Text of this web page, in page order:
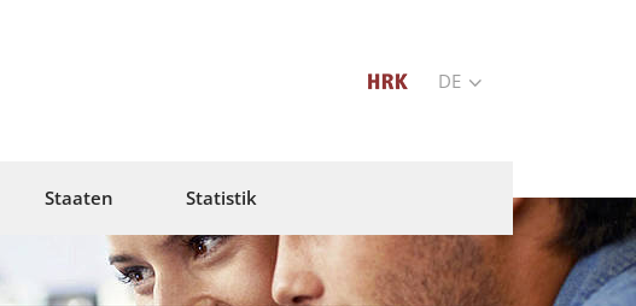
Staaten Statistik
DE